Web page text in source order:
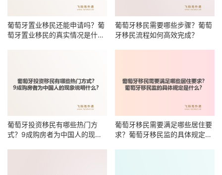
葡萄牙置业移民还能申请吗？葡
萄牙置业移民的真实情况是什
葡萄牙移民需要哪些步骤？葡萄
牙移民流程如何高效完成？
葡萄牙投资移民有哪些热门方
式？9成购房者为中国人的现象
葡萄牙移民需要满足哪些居住要
求？葡萄牙移民监的具体规定是